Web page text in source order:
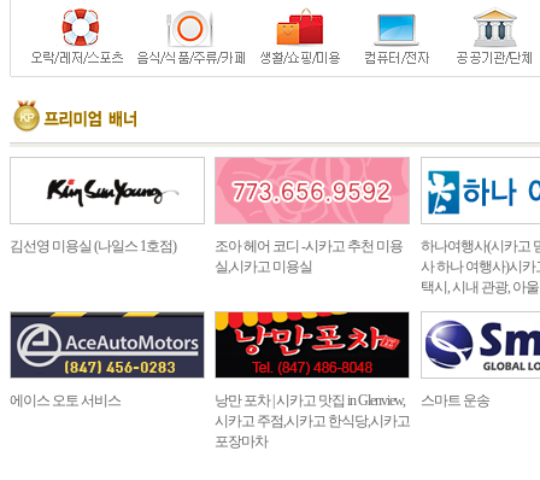
김선영 미용실 (나일스 1호점)
조아 헤어 코디 -시카고 추천 미용
실,시카고 미용실
하나여행사(시카고
사 하나 여행사)시카
택시, 시내 관광, 아
에이스 오토 서비스
낭만 포차 | 시카고 맛집 in Glenview,
시카고 주점,시카고 한식당,시카고
포장마차
스마트 운송